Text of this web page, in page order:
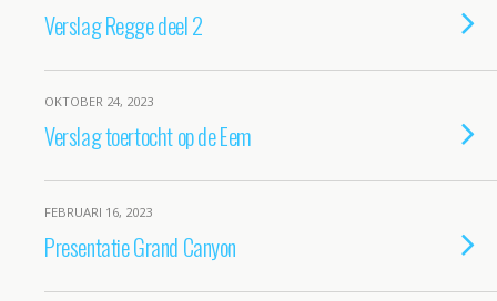
Verslag Regge deel 2
OKTOBER 24, 2023
Verslag toertocht op de Eem
FEBRUARI 16, 2023
Presentatie Grand Canyon